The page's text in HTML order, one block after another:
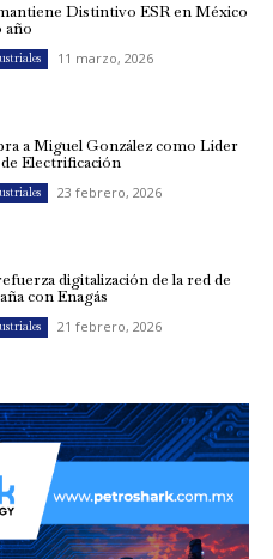
Distintivo ESR en México
año
11 marzo, 2026
a Miguel González como Líder
Electrificación
23 febrero, 2026
digitalización de la red de
con Enagás
21 febrero, 2026